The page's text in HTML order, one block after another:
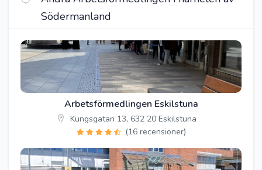
Södermanland
Arbetsförmedlingen Eskilstuna
Kungsgatan 13, 632 20 Eskilstuna
(16 recensioner)